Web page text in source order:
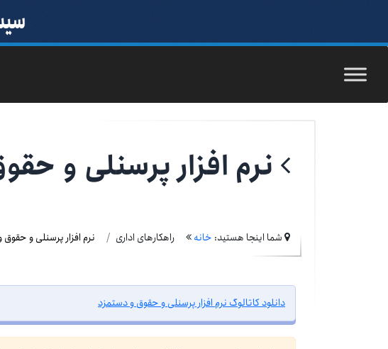
نرم افزار پرسنلی و
شما اینجا هستید: خانه راهکارهای اداری نرم افزار پرسنلی و
دانلود کاتالوگ نرم افزار پرسنلی و حقوق و دستمزد